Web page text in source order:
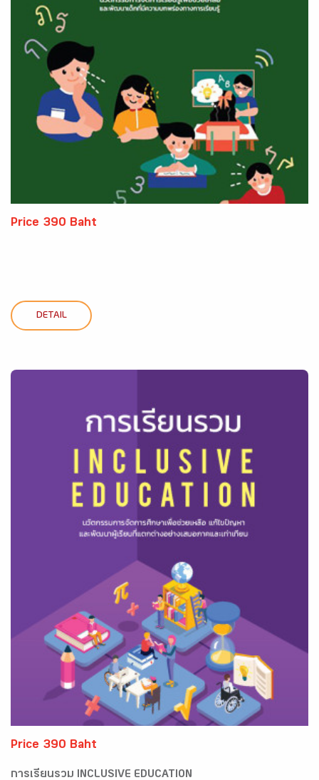
Price 390 Baht
DETAIL
Price 390 Baht
การเรียนรวม INCLUSIVE EDUCATION